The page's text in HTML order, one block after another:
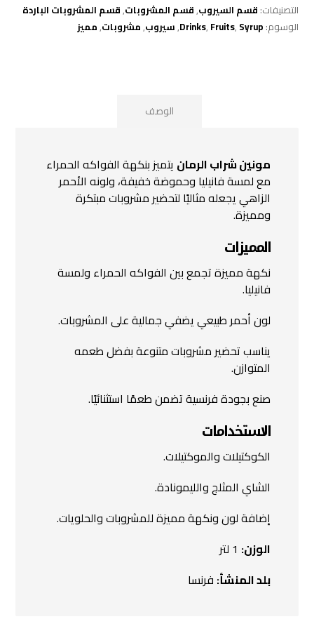
التصنيفات: قسم السيروب,قسم المشروبات,قسم المشروبات الباردة
الوسوم:
Drinks, Fruits, Syrup
,سيروب,مشروبات,مميز
الوصف
مونين شراب الرمان يتميز بنكهة الفواكه الحمراء
مع لمسة فانيليا وحموضة خفيفة، ولونه الأحمر
الزاهي يجعله مثاليًا لتحضير مشروبات مبتكرة
ومميزة.
المميزات
نكهة مميزة تجمع بين الفواكه الحمراء ولمسة
فانيليا.
لون أحمر طبيعي يضفي جمالية على المشروبات.
يناسب تحضير مشروبات متنوعة بفضل طعمه
المتوازن.
صنع بجودة فرنسية تضمن طعمًا استثنائيًا.
الاستخدامات
الكوكتيلات والموكتيلات.
الشاي المثلج والليمونادة.
إضافة لون ونكهة مميزة للمشروبات والحلويات.
الوزن:
بلد المنشأ: فرنسا